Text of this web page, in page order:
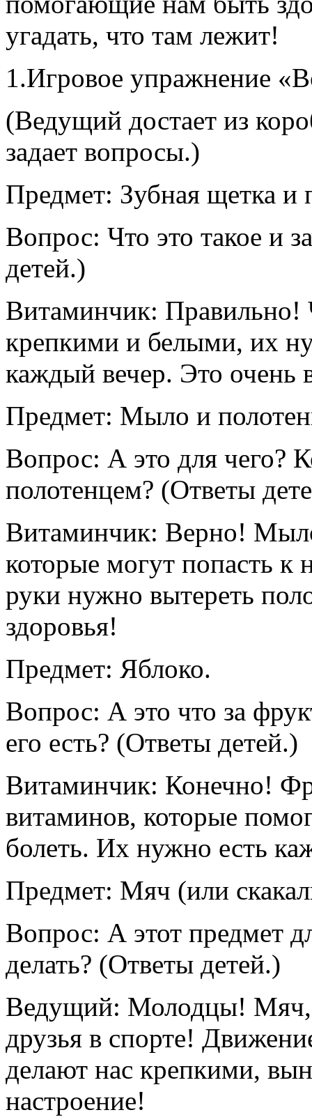
угадать, что там лежит!
1.Игровое упражнение
(Ведущий достает из
задает вопросы.)
Предмет: Зубная щетка и
Вопрос: Что это такое и
детей.)
Витаминчик:
крепкими и белыми, их
каждый вечер. Это очень
Предмет: Мыло и
Вопрос: А это для чего?
полотенцем? (Ответы
Витаминчик: Верно!
которые могут попасть
руки нужно вытереть
здоровья!
Предмет: Яблоко.
Вопрос: А это что за
его есть? (Ответы детей.)
Витаминчик: Конечно!
витаминов, которые
болеть. Их нужно есть
Предмет: Мяч (или
Вопрос: А этот предмет
делать? (Ответы детей.)
Ведущий: Молодцы! Мяч,
друзья в спорте!
делают нас крепкими,
настроение!